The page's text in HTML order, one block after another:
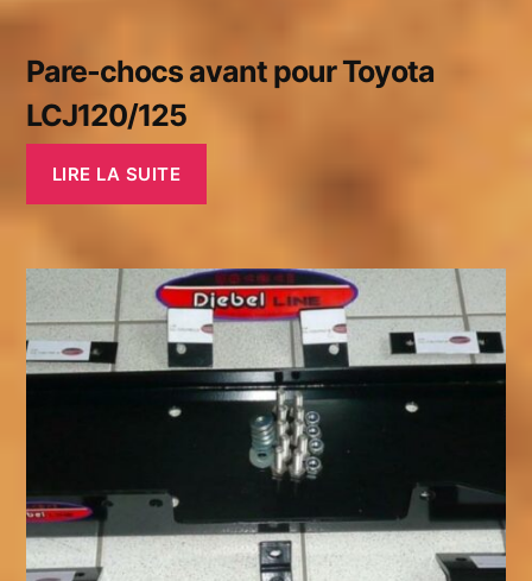
Pare-chocs avant pour Toyota
LCJ120/125
LIRE LA SUITE